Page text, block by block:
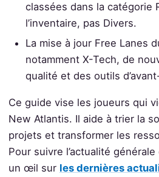
classées dans la catégorie
l’inventaire, pas Divers.
La mise à jour Free Lanes
notamment X-Tech, de
qualité et des outils
Ce guide vise les joueurs qui
New Atlantis. Il aide à trier la
projets et transformer les
Pour suivre l’actualité
un œil sur les dernières